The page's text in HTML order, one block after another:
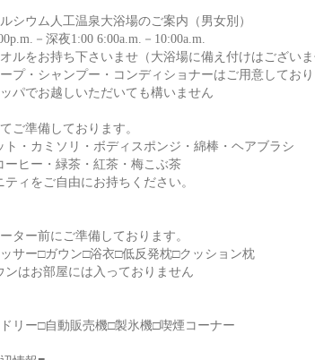
シウム人工温泉大浴場のご案内（男女別）
－深夜1:00 6:00a.m.－10:00a.m.
ルをお持ち下さいませ（大浴場に備え付けはございま
プ・シャンプー・コンディショナーはご用意してお
パでお越しいただいても構いません
ご準備しております。
ト・カミソリ・ボディスポンジ・綿棒・ヘアブラシ
ーヒー・緑茶・紅茶・梅こぶ茶
ティをご自由にお持ちください。
ター前にご準備しております。
サー□ガウン□浴衣□低反発枕□クッション枕
ンはお部屋には入っておりません
リー□自動販売機□製氷機□喫煙コーナー